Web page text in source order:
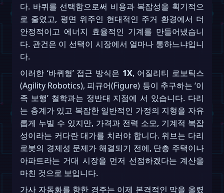
다. 바퀴를 선택함으로써 비용과 복잡성을 획기적으
로 줄였고, 평면 위주인 현대적인 주거 환경에서 더
안정적이고 에너지 효율적인 기계를 만들어냈습니
다. 관건은 이 선택이 시장에서 얼마나 통하느냐입니
다.
이러한 ‘바퀴형’ 접근 방식은 1X, 어질리티 로보틱스
(Agility Robotics), 피규어(Figure) 등이 추구하는 ‘이
족 보행’ 철학과는 정반대 지점에 서 있습니다. 다리
는 층계가 있고 복잡한 일반적인 가정의 지형을 자유
롭게 누빌 수 있지만, 가격과 전력 소모, 기계적 복잡
성이라는 커다란 대가를 치러야 합니다. 위브는 다리
로봇의 경제성 문제가 해결되기 전에, 단층 주택이나
아파트라는 거대 시장을 먼저 선점하겠다는 계산을
마친 것으로 보입니다.
가사 자동화를 향한 경주는 이제 본격적인 막을 올렸